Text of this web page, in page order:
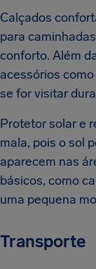
Calçados
para
conforto. Além
acessórios
se for visitar
Protetor solar e
mala, pois o sol
aparecem nas
básicos, como
uma pequena
Transporte